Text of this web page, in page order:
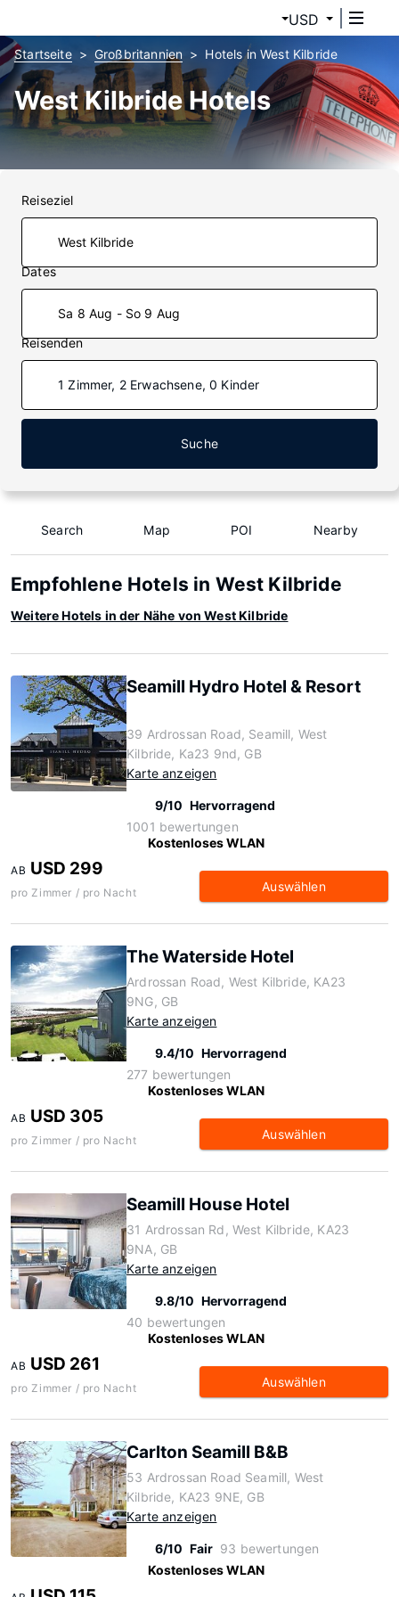
USD
Startseite Großbritannien Hotels in West Kilbride
West Kilbride Hotels
Reiseziel
Dates
Sa 8 Aug - So 9 Aug
Reisenden
1 Zimmer, 2 Erwachsene, 0 Kinder
Suche
Search Map POI Nearby
Empfohlene Hotels in West Kilbride
Weitere Hotels in der Nähe von West Kilbride
Seamill Hydro Hotel & Resort
39 Ardrossan Road, Seamill, West
Kilbride, Ka23 9nd, GB
Karte anzeigen
9/10 Hervorragend
1001 bewertungen
Kostenloses WLAN
AB USD 299
pro Zimmer / pro Nacht Auswählen
The Waterside Hotel
Ardrossan Road, West Kilbride, KA23
9NG, GB
Karte anzeigen
9.4/10 Hervorragend
277 bewertungen
Kostenloses WLAN
AB USD 305
pro Zimmer / pro Nacht Auswählen
Seamill House Hotel
31 Ardrossan Rd, West Kilbride, KA23
9NA, GB
Karte anzeigen
9.8/10 Hervorragend
40 bewertungen
Kostenloses WLAN
AB USD 261
pro Zimmer / pro Nacht Auswählen
Carlton Seamill B&B
53 Ardrossan Road Seamill, West
Kilbride, KA23 9NE, GB
Karte anzeigen
6/10 Fair 93 bewertungen
Kostenloses WLAN